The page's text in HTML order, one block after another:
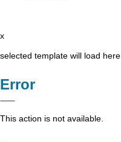
x
selected template will load here
Error
This action is not available.